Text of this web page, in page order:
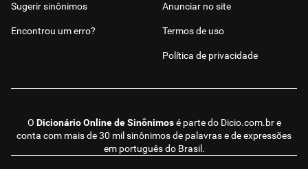
O Dicionário Online de Sinônimosé parte do Dicio.com.bre
conta com mais de 30 mil sinônimos de palavras e de expressões
em português do Brasil.
Sugerir sinônimos
Encontrou um erro?
Anunciar no site
Termos de uso
Política de privacidade